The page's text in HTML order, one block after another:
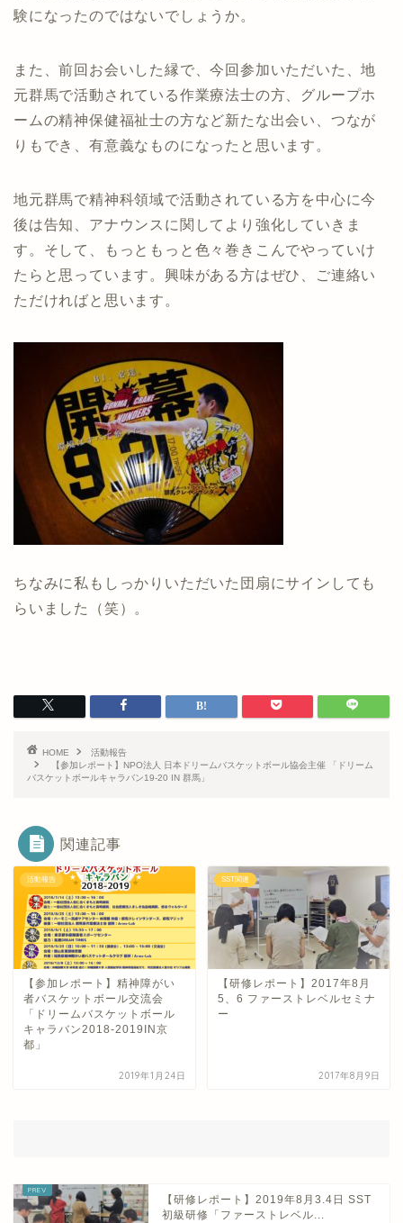
験になったのではないでしょうか。
また、前回お会いした縁で、今回参加いただいた、地
元群馬で活動されている作業療法士の方、グループホ
ームの精神保健福祉士の方など新たな出会い、つなが
りもでき、有意義なものになったと思います。
地元群馬で精神科領域で活動されている方を中心に今
後は告知、アナウンスに関してより強化していきま
す。そして、もっともっと色々巻きこんでやっていけ
たらと思っています。興味がある方はぜひ、ご連絡い
ただければと思います。
ちなみに私もしっかりいただいた団扇にサインしても
らいました（笑）。
HOME
活動報告
【参加レポート】NPO法人 日本ドリームバスケットボール協会主催 「ドリーム
バスケットボールキャラバン19-20 IN 群馬」
関連記事
活動報告
【参加レポート】精神障がい
者バスケットボール交流会
「ドリームバスケットボール
キャラバン2018-2019IN京
都」
2019年1月24日
SST関連
【研修レポート】2017年8月
5、6 ファーストレベルセミナ
ー
2017年8月9日
【研修レポート】2019年8月3.4日 SST
初級研修「ファーストレベル...